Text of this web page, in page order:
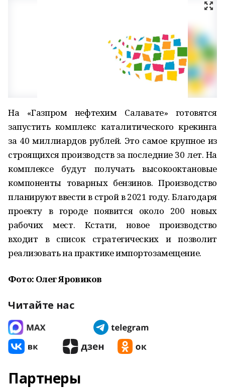
На «Газпром нефтехим Салавате» готовятся
запустить комплекс каталитического крекинга
за 40 миллиардов рублей. Это самое крупное из
строящихся производств за последние 30 лет. На
комплексе будут получать высокооктановые
компоненты товарных бензинов. Производство
планируют ввести в строй в 2021 году. Благодаря
проекту в городе появится около 200 новых
рабочих мест. Кстати, новое производство
входит в список стратегических и позволит
реализовать на практике импортозамещение.
Фото: Олег Яровиков
Читайте нас
Партнеры